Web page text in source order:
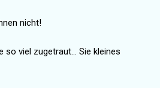
nicht!
so viel zugetraut... Sie kleines